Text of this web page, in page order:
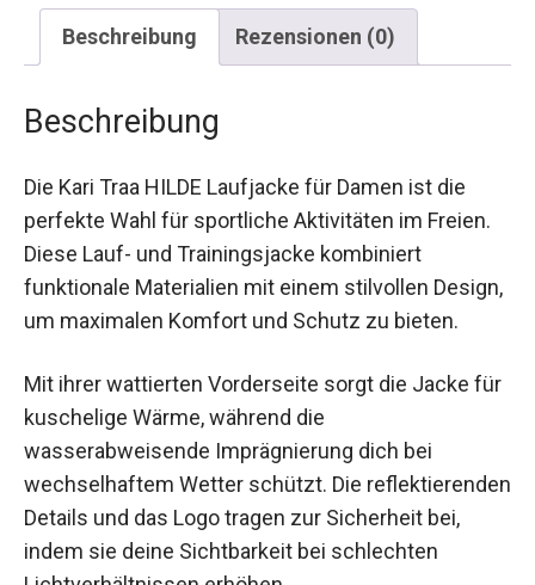
Beschreibung Rezensionen (0)
Beschreibung
perfekte Wahl für sportliche Aktivitäten im Freien.
Diese Lauf- und Trainingsjacke kombiniert
funktionale Materialien mit einem stilvollen
Design, um maximalen Komfort und Schutz zu
bieten.
Mit ihrer wattierten Vorderseite sorgt die Jacke
für kuschelige Wärme, während die
wasserabweisende Imprägnierung dich bei
wechselhaftem Wetter schützt. Die
reflektierenden Details und das Logo tragen zur
Sicherheit bei, indem sie deine Sichtbarkeit bei